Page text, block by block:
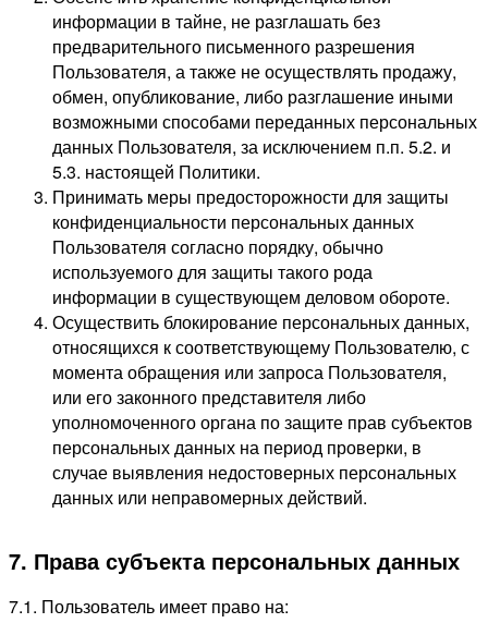
информации в тайне, не разглашать без
предварительного письменного разрешения
Пользователя, а также не осуществлять продажу,
обмен, опубликование, либо разглашение иными
возможными способами переданных персональных
данных Пользователя, за исключением п.п. 5.2. и
5.3. настоящей Политики.
Принимать меры предосторожности для защиты
конфиденциальности персональных данных
Пользователя согласно порядку, обычно
используемого для защиты такого рода
информации в существующем деловом обороте.
Осуществить блокирование персональных данных,
относящихся к соответствующему Пользователю, с
момента обращения или запроса Пользователя,
или его законного представителя либо
уполномоченного органа по защите прав субъектов
персональных данных на период проверки, в
случае выявления недостоверных персональных
данных или неправомерных действий.
7. Права субъекта персональных данных
7.1. Пользователь имеет право на: